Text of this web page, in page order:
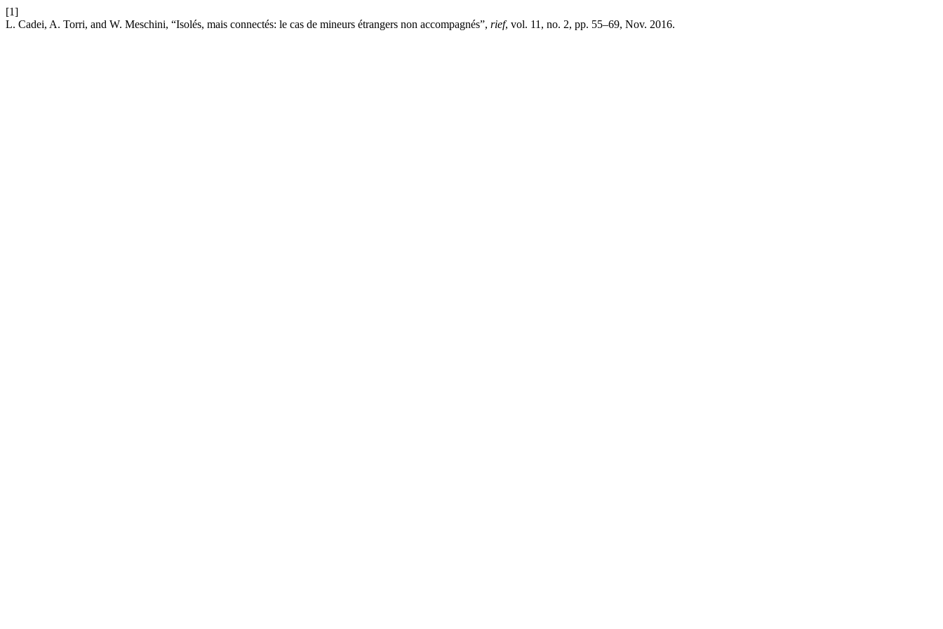
[1]
L. Cadei, A. Torri, and W. Meschini, “Isolés, mais connectés: le cas de mineurs étrangers non accompagnés”, rief, vol. 11, no. 2, pp. 55–69, Nov. 2016.